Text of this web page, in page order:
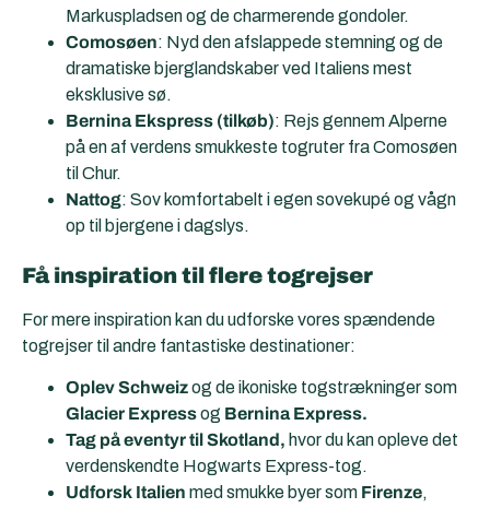
Markuspladsen og de charmerende gondoler.
Comosøen: Nyd den afslappede stemning og de
dramatiske bjerglandskaber ved Italiens mest
eksklusive sø.
Bernina Ekspress (tilkøb): Rejs gennem Alperne
på en af verdens smukkeste togruter fra Comosøen
til Chur.
Nattog: Sov komfortabelt i egen sovekupé og vågn
op til bjergene i dagslys.
Få inspiration til flere togrejser
For mere inspiration kan du udforske vores spændende
togrejser til andre fantastiske destinationer:
Oplev Schweizog de ikoniske togstrækninger som
Glacier Expressog Bernina Express.
Tag på eventyr til Skotland, hvor du kan opleve det
verdenskendte Hogwarts Express-tog.
Udforsk Italien med smukke byer som Firenze,